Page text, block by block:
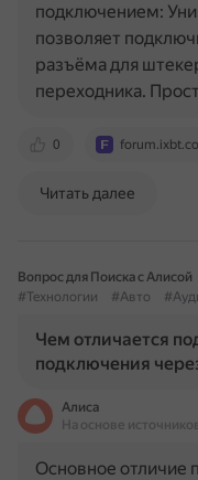
0
подключением:
позволяет
разъёма для
переходника.
Читать далее
Вопрос для Поиска с Алисой
#Технологии
#Авто
Чем отличается
подключения
Алиса
На основе
Основное отличие